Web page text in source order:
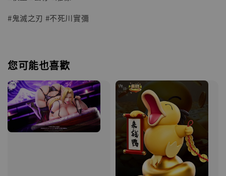
#鬼滅之刃 #不死川實彌
您可能也喜歡